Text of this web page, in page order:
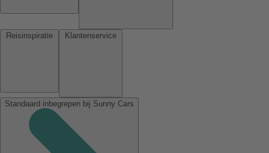
Standaard inbegrepen bij Sunny Cars